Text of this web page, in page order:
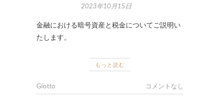
2023年10月15日
金融における暗号資産と税金についてご説明い
たします。
もっと読む
Giotto コメントなし